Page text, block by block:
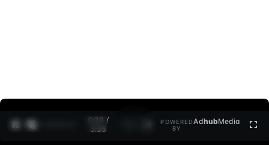
0:30 /
3:35
POWERED
BY
AdhubMedia